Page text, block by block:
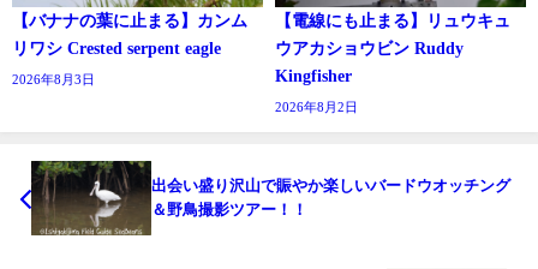
【バナナの葉に止まる】カンム
リワシ Crested serpent eagle
2026年8月3日
【電線にも止まる】リュウキュ
ウアカショウビン Ruddy
Kingfisher
2026年8月2日
出会い盛り沢山で賑やか楽しいバードウオッチング
＆野鳥撮影ツアー！！